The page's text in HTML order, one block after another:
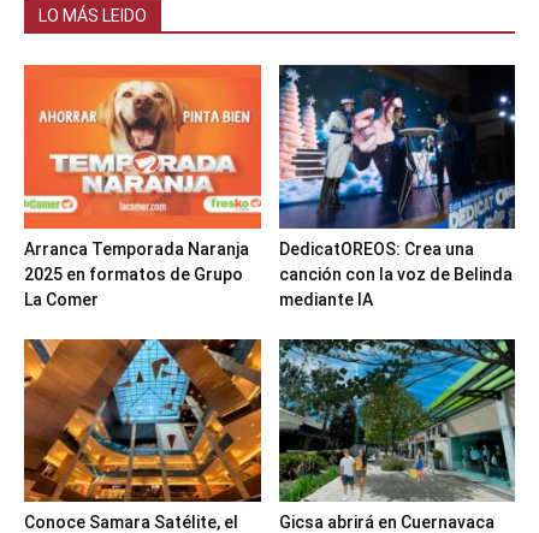
LO MÁS LEIDO
Arranca Temporada Naranja
2025 en formatos de Grupo
La Comer
DedicatOREOS: Crea una
canción con la voz de Belinda
mediante IA
Conoce Samara Satélite, el
Gicsa abrirá en Cuernavaca